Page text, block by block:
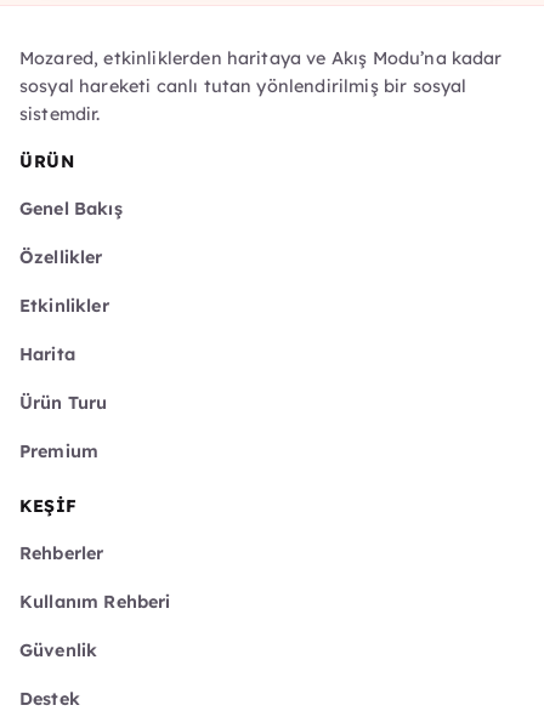
Mozared, etkinliklerden haritaya ve Akış Modu’na kadar
sosyal hareketi canlı tutan yönlendirilmiş bir sosyal
sistemdir.
ÜRÜN
Genel Bakış
Özellikler
Etkinlikler
Harita
Ürün Turu
Premium
KEŞIF
Rehberler
Kullanım Rehberi
Güvenlik
Destek